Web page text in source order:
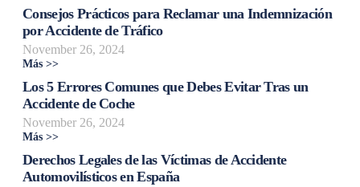
Consejos Prácticos para Reclamar una Indemnización
por Accidente de Tráfico
November 26, 2024
Más >>
Los 5 Errores Comunes que Debes Evitar Tras un
Accidente de Coche
November 26, 2024
Más >>
Derechos Legales de las Víctimas de Accidente
Automovilísticos en España